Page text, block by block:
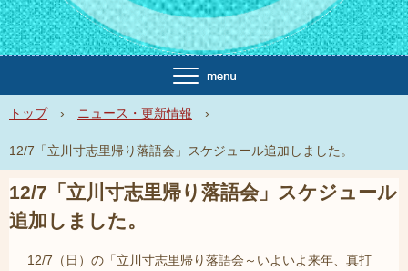
トップ › ニュース・更新情報 ›
12/7「立川寸志里帰り落語会」スケジュール追加しました。
12/7「立川寸志里帰り落語会」スケジュール
追加しました。
12/7（日）の「立川寸志里帰り落語会～いよいよ来年、真打